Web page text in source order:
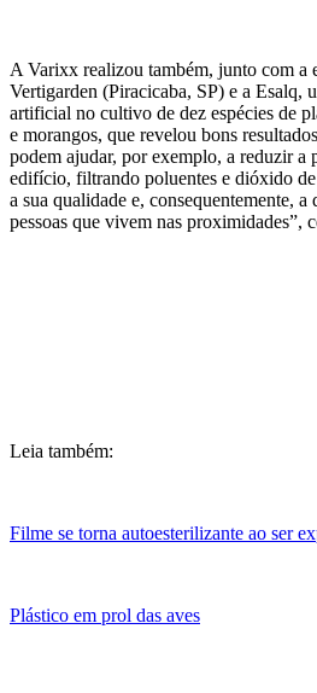
A Varixx realizou também, junto com a
Vertigarden (Piracicaba, SP) e a Esalq,
artificial no cultivo de dez espécies de
e morangos, que revelou bons
podem ajudar, por exemplo, a reduzir a
edifício, filtrando poluentes e dióxido
a sua qualidade e, consequentemente, a
pessoas que vivem nas proximidades”,
Leia também:
Filme se torna autoesterilizante ao ser
Plástico em prol das aves